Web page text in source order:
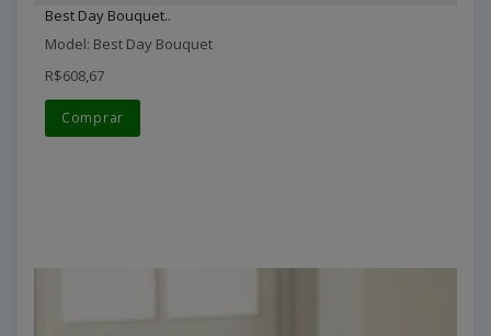
Best Day Bouquet..
Model: Best Day Bouquet
R$608,67
Comprar